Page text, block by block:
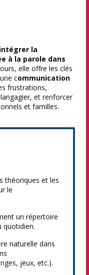
intégrer la
à la parole dans
elle offre les clés
communication
frustrations,
et renforcer
et familles.
théoriques et les
le
un répertoire
quotidien.
naturelle dans
jeux, etc.).